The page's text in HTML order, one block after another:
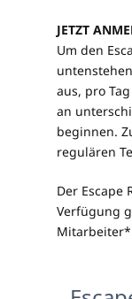
JETZT
Um den
aus, pro
an
beginnen.
regulären
Der Escape
Verfügung